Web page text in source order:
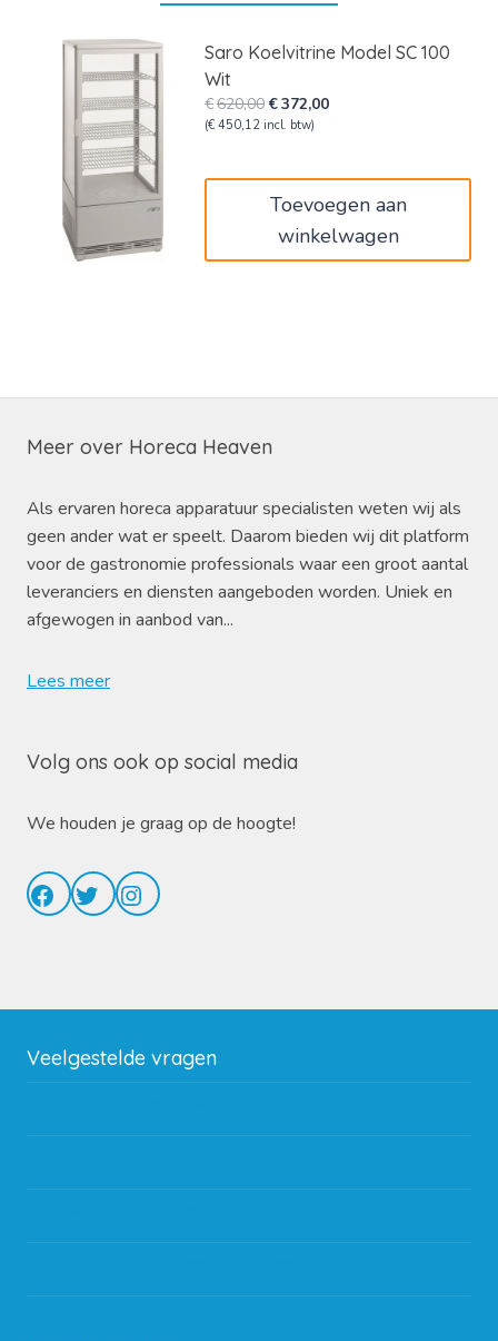
Saro Koelvitrine Model SC 100
Wit
€620,00Oorspronkelijke
prijs
€620,00.
€372,00Huidige
€372,00.
(€ 450,12 incl. btw)
Toevoegen aan
winkelwagen
Meer over Horeca Heaven
Als ervaren horeca apparatuur specialisten weten wij als
geen ander wat er speelt. Daarom bieden wij dit platform
voor de gastronomie professionals waar een groot aantal
leveranciers en diensten aangeboden worden. Uniek en
afgewogen in aanbod van...
Lees meer
Volg ons ook op social media
We houden je graag op de hoogte!
Facebook
TwitterInstagram
Veelgestelde vragen